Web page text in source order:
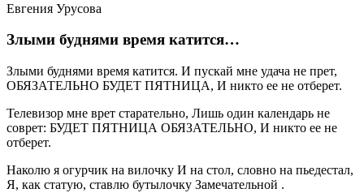
Евгения Урусова
Злыми буднями время катится…
Злыми буднями время катится. И пускай мне удача не прет,
ОБЯЗАТЕЛЬНО БУДЕТ ПЯТНИЦА, И никто ее не отберет.
Телевизор мне врет старательно, Лишь один календарь не
соврет: БУДЕТ ПЯТНИЦА ОБЯЗАТЕЛЬНО, И никто ее не
отберет.
Наколю я огурчик на вилочку И на стол, словно на пьедестал,
Я, как статую, ставлю бутылочку Замечательной .